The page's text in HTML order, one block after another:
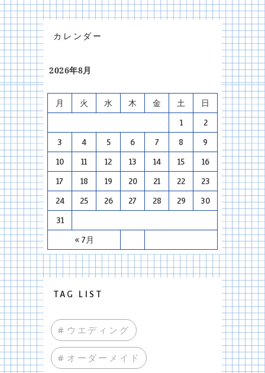
カレンダー
2026年8月
月 火 水 木 金 土 日
« 7月
1 2
3 4 5 6 7 8 9
10 11 12 13 14 15 16
17 18 19 20 21 22 23
24 25 26 27 28 29 30
31
TAG LIST
#ウエディング
#オーダーメイド